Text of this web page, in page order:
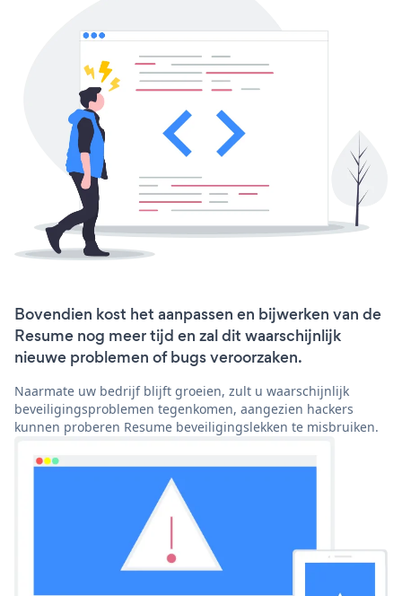
Bovendien kost het aanpassen en bijwerken van de
Resume nog meer tijd en zal dit waarschijnlijk
nieuwe problemen of bugs veroorzaken.
Naarmate uw bedrijf blijft groeien, zult u waarschijnlijk
beveiligingsproblemen tegenkomen, aangezien hackers
kunnen proberen Resume beveiligingslekken te misbruiken.